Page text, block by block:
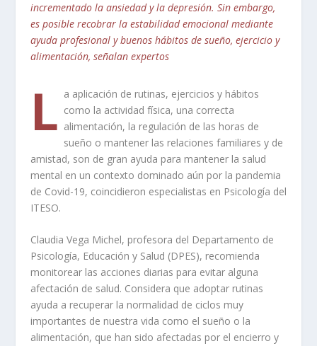
incrementado la ansiedad y la depresión. Sin embargo,
es posible recobrar la estabilidad emocional mediante
ayuda profesional y buenos hábitos de sueño, ejercicio y
alimentación, señalan expertos
L a aplicación de rutinas, ejercicios y hábitos
como la actividad física, una correcta
alimentación, la regulación de las horas de
sueño o mantener las relaciones familiares y de
amistad, son de gran ayuda para mantener la salud
mental en un contexto dominado aún por la pandemia
de Covid-19, coincidieron especialistas en Psicología del
ITESO.
Claudia Vega Michel, profesora del Departamento de
Psicología, Educación y Salud (DPES), recomienda
monitorear las acciones diarias para evitar alguna
afectación de salud. Considera que adoptar rutinas
ayuda a recuperar la normalidad de ciclos muy
importantes de nuestra vida como el sueño o la
alimentación, que han sido afectadas por el encierro y